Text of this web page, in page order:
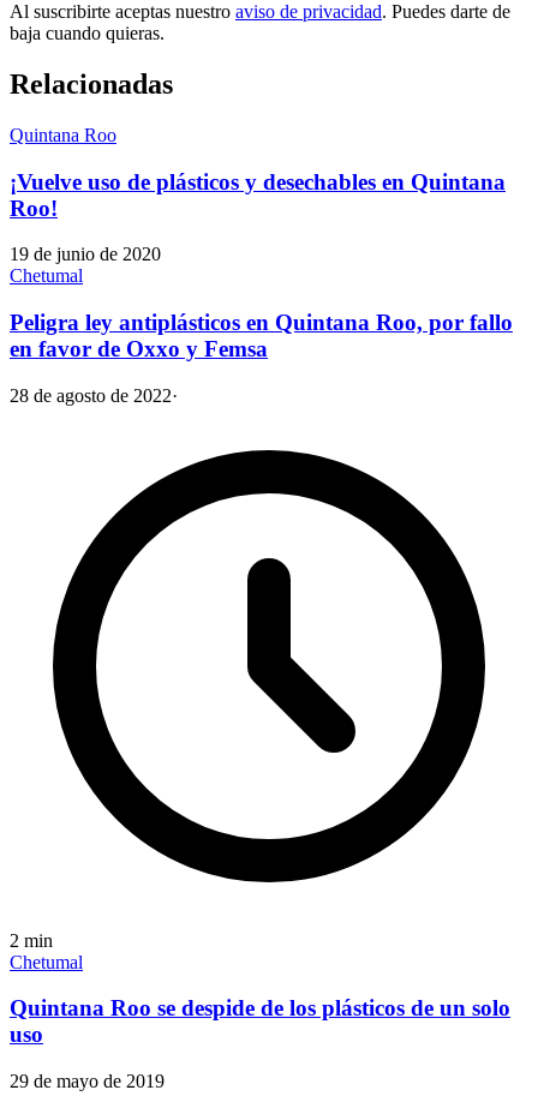
Al suscribirte aceptas nuestro aviso de privacidad. Puedes darte de
baja cuando quieras.
Relacionadas
Quintana Roo
¡Vuelve uso de plásticos y desechables en Quintana
Roo!
19 de junio de 2020
Chetumal
Peligra ley antiplásticos en Quintana Roo, por fallo
en favor de Oxxo y Femsa
28 de agosto de 2022·
2 min
Chetumal
Quintana Roo se despide de los plásticos de un solo
uso
29 de mayo de 2019